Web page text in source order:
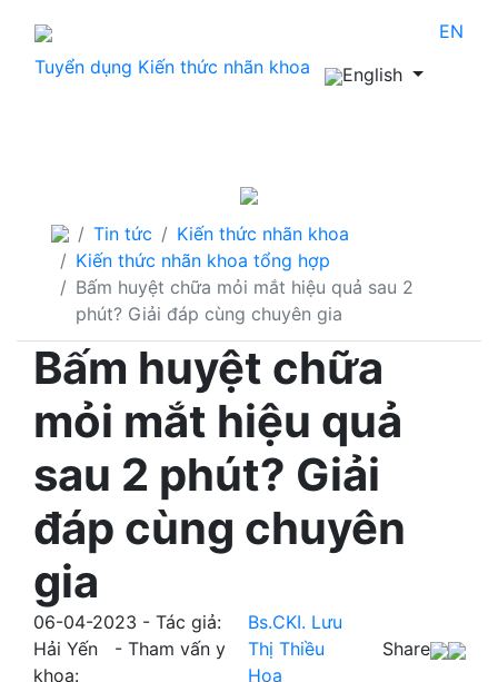
EN
Tuyển dụng Kiến thức nhãn khoa English
Tin tức
Kiến thức nhãn khoa
Kiến thức nhãn khoa tổng hợp
Bấm huyệt chữa mỏi mắt hiệu quả sau 2
phút? Giải đáp cùng chuyên gia
Bấm huyệt chữa
mỏi mắt hiệu quả
sau 2 phút? Giải
đáp cùng chuyên
gia
06-04-2023 - Tác giả:
Hải Yến - Tham vấn y
khoa:
Bs.CKI. Lưu
Thị Thiều
Hoa
Share